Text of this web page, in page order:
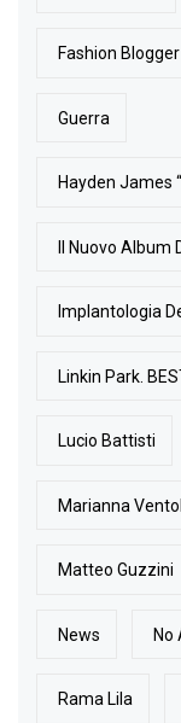
Fashion Blogger
Guerra
Hayden James
Il Nuovo Album
Implantologia
Linkin Park.
Lucio Battisti
Marianna
Matteo Guzzini
News No
Rama Lila